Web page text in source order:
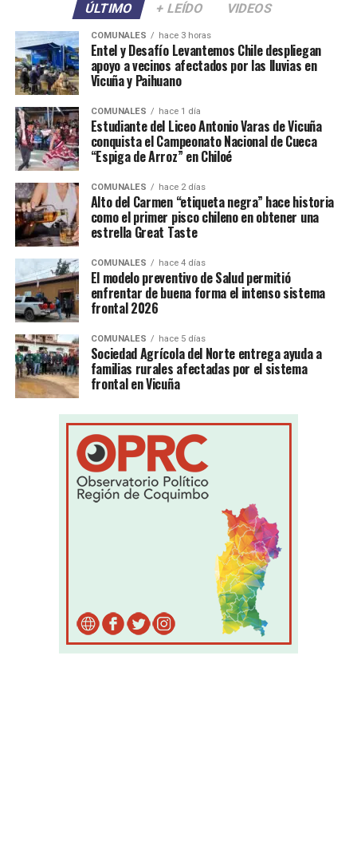
ÚLTIMO + LEÍDO VIDEOS
COMUNALES hace 3 horas
Entel y Desafío Levantemos Chile despliegan
apoyo a vecinos afectados por las lluvias en
Vicuña y Paihuano
COMUNALES hace 1 día
Estudiante del Liceo Antonio Varas de Vicuña
conquista el Campeonato Nacional de Cueca
“Espiga de Arroz” en Chiloé
COMUNALES hace 2 días
Alto del Carmen “etiqueta negra” hace historia
como el primer pisco chileno en obtener una
estrella Great Taste
COMUNALES hace 4 días
El modelo preventivo de Salud permitió
enfrentar de buena forma el intenso sistema
frontal 2026
COMUNALES hace 5 días
Sociedad Agrícola del Norte entrega ayuda a
familias rurales afectadas por el sistema
frontal en Vicuña